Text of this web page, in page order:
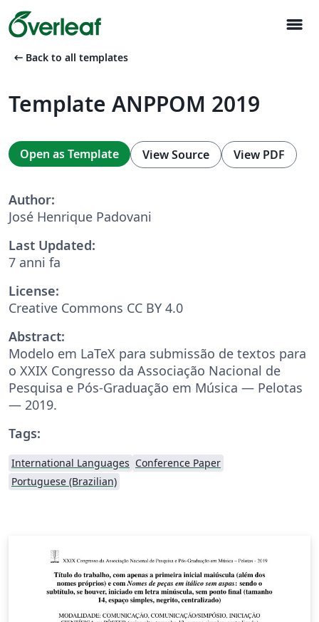
menu
arrow_left_alt Back to all templates
Template ANPPOM 2019
Open as Template View Source View PDF
Author:
José Henrique Padovani
Last Updated:
7 anni fa
License:
Creative Commons CC BY 4.0
Abstract:
Modelo em LaTeX para submissão de textos para
o XXIX Congresso da Associação Nacional de
Pesquisa e Pós-Graduação em Música — Pelotas
— 2019.
Tags:
International Languages Conference Paper
Portuguese (Brazilian)